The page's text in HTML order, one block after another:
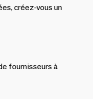
créez-vous un
fournisseurs à